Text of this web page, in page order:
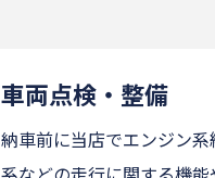
車両点検・整備
納車前に当店でエンジン系